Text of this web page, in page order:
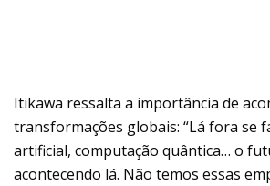
Itikawa ressalta a importância de
transformações globais: “Lá fora se
artificial, computação quântica… o
acontecendo lá. Não temos essas